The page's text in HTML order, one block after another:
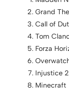
Grand
Call of
Tom
Forza
Injustice 2
Minecraft